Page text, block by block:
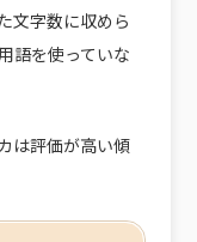
文字数に収めら
語を使っていな
は評価が高い傾